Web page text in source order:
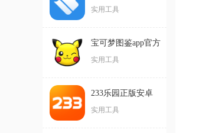
版
实用工具
宝可梦图鉴app官方
版
实用工具
233乐园正版安卓
版
实用工具